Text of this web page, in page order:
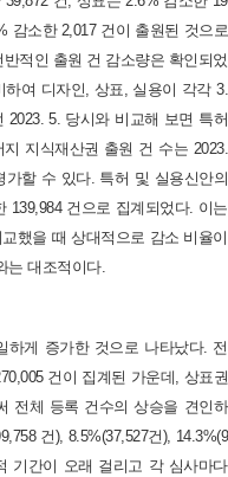
감소한 2,017 건이 출원된 것으로
적인 출원 건 감소량은 확인되었
여 디자인, 상표, 실용이 각각 3.
5. 당시와 비교해 보면 특허
지식재산권 출원 건 수는 2023.
가할 수 있다. 특허 및 실용신안의
139,984 건으로 집계되었다. 이는
했을 때 상대적으로 감소 비율이
는 대조적이다.
하게 증가한 것으로 나타났다. 전
건이 집계된 가운데, 상표권
전체 등록 건수의 상승을 견인하
건), 8.5%(37,527건), 14.3%(9
기간이 오래 걸리고 각 심사마다